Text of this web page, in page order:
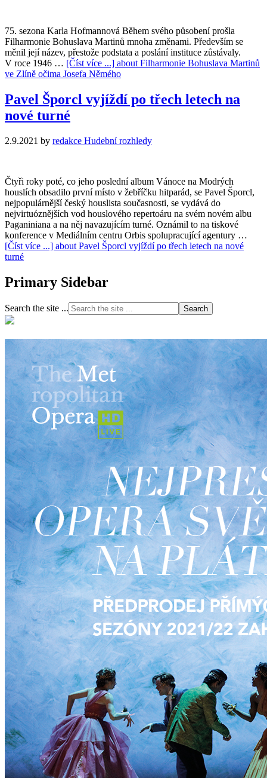
75. sezona Karla Hofmannová Během svého působení prošla
Filharmonie Bohuslava Martinů mnoha změnami. Především se
měnil její název, přestože podstata a poslání instituce zůstávaly.
V roce 1946 … [Číst více ...] about Filharmonie Bohuslava Martinů
ve Zlíně očima Josefa Němého
Pavel Šporcl vyjíždí po třech letech na
nové turné
2.9.2021 by redakce Hudební rozhledy
Čtyři roky poté, co jeho poslední album Vánoce na Modrých
houslích obsadilo první místo v žebříčku hitparád, se Pavel Šporcl,
nejpopulárnější český houslista současnosti, se vydává do
nejvirtuóznějších vod houslového repertoáru na svém novém albu
Paganiniana a na něj navazujícím turné. Oznámil to na tiskové
konference v Mediálním centru Orbis spolupracující agentury …
[Číst více ...] about Pavel Šporcl vyjíždí po třech letech na nové
turné
Primary Sidebar
Search the site ...